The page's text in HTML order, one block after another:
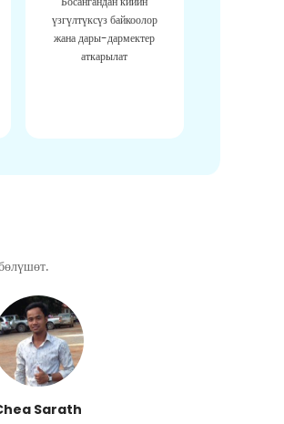
үзгүлтүксүз байкоолор
жана дары-дармектер
аткарылат
Sarath